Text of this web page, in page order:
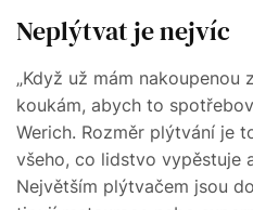
Neplýtvat je nejvíc
„Když už mám nakoupenou
koukám, abych to
Werich. Rozměr plýtvání je
všeho, co lidstvo vypěstuje
Největším plýtvačem jsou